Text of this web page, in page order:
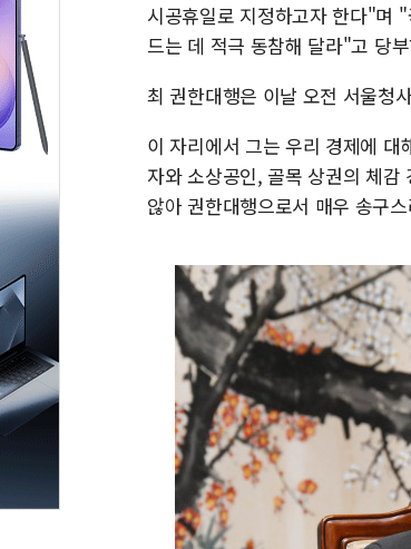
시공휴일로 지정하고자 한다"며
드는 데 적극 동참해 달라"고 당
최 권한대행은 이날 오전 서울청
이 자리에서 그는 우리 경제에
자와 소상공인, 골목 상권의 체
않아 권한대행으로서 매우 송구